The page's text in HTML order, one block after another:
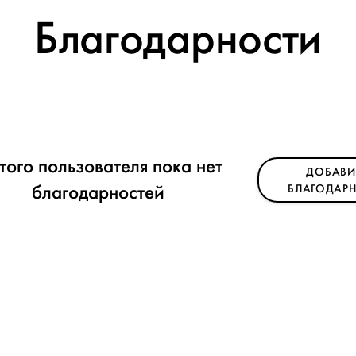
Благодарности
пользователя пока нет
благодарностей